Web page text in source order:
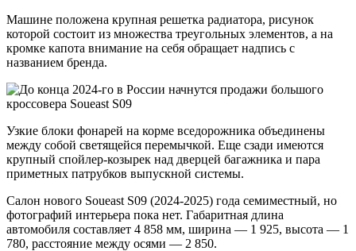
Машине положена крупная решетка радиатора, рисунок
которой состоит из множества треугольных элементов, а на
кромке капота внимание на себя обращает надпись с
названием бренда.
Узкие блоки фонарей на корме вседорожника объединены
между собой светящейся перемычкой. Еще сзади имеются
крупный спойлер-козырек над дверцей багажника и пара
приметных патрубков выпускной системы.
Салон нового Soueast S09 (2024-2025) года семиместный, но
фотографий интерьера пока нет. Габаритная длина
автомобиля составляет 4 858 мм, ширина — 1 925, высота — 1
780, расстояние между осями — 2 850.